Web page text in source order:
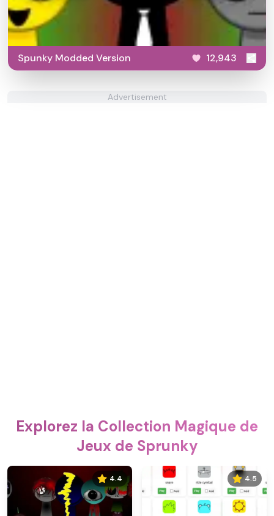
Spunky Modded Version 12,943
Advertisement
Explorez la Collection Magique de
Jeux de Sprunky
4.4 4.5